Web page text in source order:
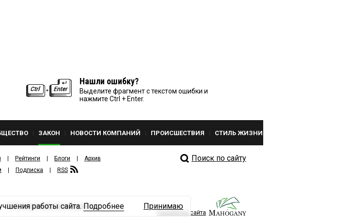
Нашли ошибку?
Выделите фрагмент с текстом ошибки и
нажмите Ctrl + Enter.
ЗАКОН НОВОСТИ КОМПАНИЙ ПРОИСШЕСТВИЯ СТИЛЬ ЖИЗНИ
Рейтинги Блоги
Архив
Подписка RSS
Поиск по сайту
Политика конфиденциальности
Разработка сайта
работы сайта. Подробнее Принимаю